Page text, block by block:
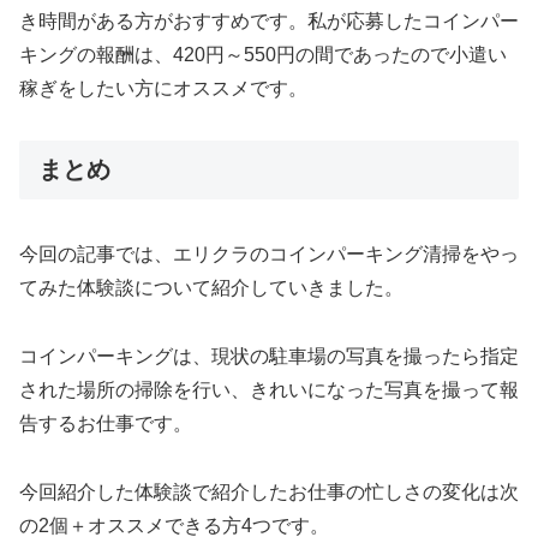
き時間がある方がおすすめです。私が応募したコインパー
キングの報酬は、420円～550円の間であったので小遣い
稼ぎをしたい方にオススメです。
まとめ
今回の記事では、エリクラのコインパーキング清掃をやっ
てみた体験談について紹介していきました。
コインパーキングは、現状の駐車場の写真を撮ったら指定
された場所の掃除を行い、きれいになった写真を撮って報
告するお仕事です。
今回紹介した体験談で紹介したお仕事の忙しさの変化は次
の2個＋オススメできる方4つです。